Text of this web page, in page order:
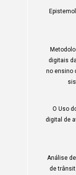
digitais
no ensino
O Uso
digital de
Análise
de